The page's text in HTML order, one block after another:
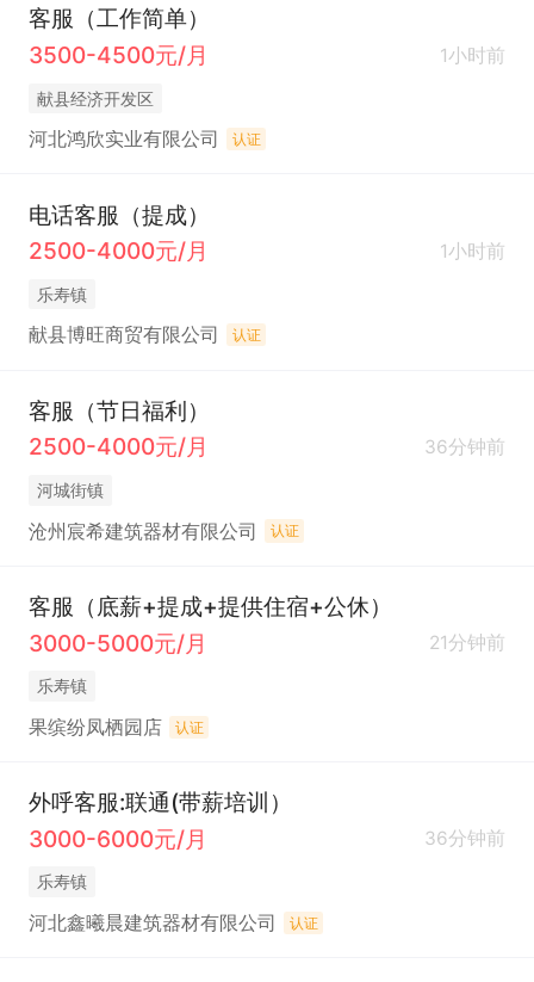
客服（工作简单）
3500-4500元/月
1小时前
献县经济开发区
河北鸿欣实业有限公司 认证
电话客服（提成）
2500-4000元/月
1小时前
乐寿镇
献县博旺商贸有限公司 认证
客服（节日福利）
2500-4000元/月
36分钟前
河城街镇
沧州宸希建筑器材有限公司 认证
客服（底薪+提成+提供住宿+公休）
3000-5000元/月
21分钟前
乐寿镇
果缤纷凤栖园店 认证
外呼客服:联通(带薪培训）
3000-6000元/月
36分钟前
乐寿镇
河北鑫曦晨建筑器材有限公司 认证